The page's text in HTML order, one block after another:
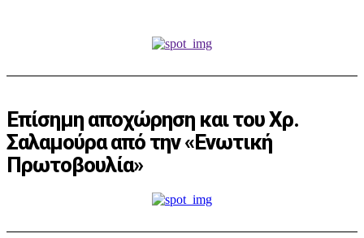
Επίσημη αποχώρηση και του Χρ.
Σαλαμούρα από την «Ενωτική
Πρωτοβουλία»